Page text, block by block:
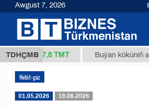
TDHÇMB
1 (kg.) 37,8 ТМТ Buýan köküniň
Nebit-gaz
01.05.2026 19.06.2026
Awgust 7, 2026